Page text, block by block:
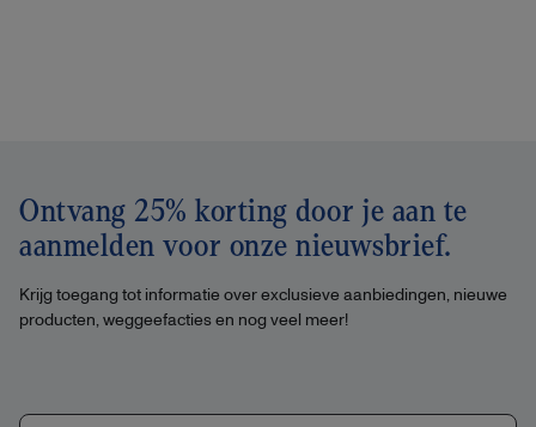
Ontvang 25% korting door je aan te
aanmelden voor onze nieuwsbrief.
Krijg toegang tot informatie over exclusieve aanbiedingen, nieuwe
producten, weggeefacties en nog veel meer!